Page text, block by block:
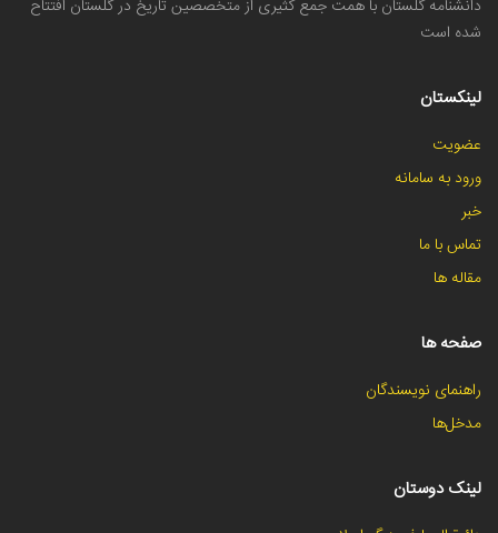
دانشنامه گلستان با همت جمع کثیری از متخصصین تاریخ در گلستان افتتاح
شده است
لینکستان
عضویت
ورود به سامانه
خبر
تماس با ما
مقاله ها
صفحه ها
راهنمای نویسندگان
مدخل‌ها
لینک دوستان